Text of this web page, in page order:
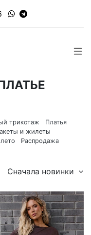
трикотаж
Платья
и жилеты
Распродажа
Сначала новинки